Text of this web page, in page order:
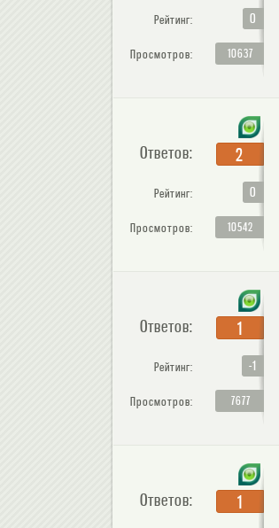
Рейтинг: 0
Просмотров: 10637
Ответов: 2
Рейтинг: 0
Просмотров: 10542
Ответов: 1
Рейтинг: -1
Просмотров: 7677
Ответов: 1